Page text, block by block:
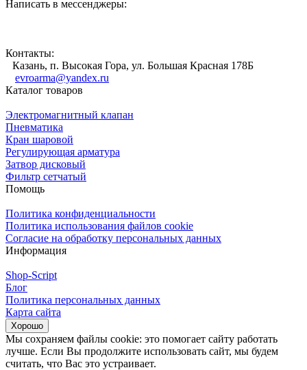
Написать в мессенджеры:
Контакты:
Казань, п. Высокая Гора, ул. Большая Красная 178Б
evroarma@yandex.ru
Каталог товаров
Электромагнитный клапан
Пневматика
Кран шаровой
Регулирующая арматура
Затвор дисковый
Фильтр сетчатый
Помощь
Политика конфиденциальности
Политика использования файлов cookie
Согласие на обработку персональных данных
Информация
Shop-Script
Блог
Политика персональных данных
Карта сайта
Хорошо
Мы сохраняем файлы cookie: это помогает сайту работать
лучше. Если Вы продолжите использовать сайт, мы будем
считать, что Вас это устраивает.